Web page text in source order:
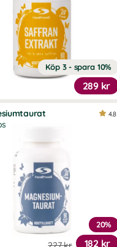
Köp 3 - spara 10%
289 kr
20%
182 kr
4.8